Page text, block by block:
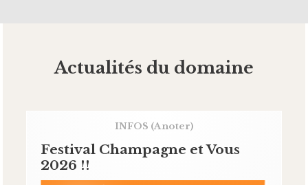
Actualités du domaine
INFOS (A noter)
Festival Champagne et Vous
2026 !!